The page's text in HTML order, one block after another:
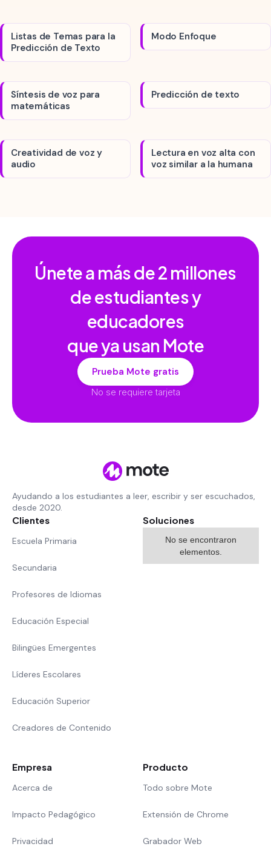
Listas de Temas para la
Predicción de Texto
Modo Enfoque
Síntesis de voz para
matemáticas
Predicción de texto
Creatividad de voz y
audio
Lectura en voz alta con
voz similar a la humana
Únete a más de2 millones
de estudiantes y
educadores
que ya usan Mote
Prueba Mote gratis
No se requiere tarjeta
Ayudando a los estudiantes a leer, escribir y ser escuchados,
desde 2020.
Clientes
Escuela Primaria
Secundaria
Profesores de Idiomas
Educación Especial
Bilingües Emergentes
Líderes Escolares
Educación Superior
Creadores de Contenido
Soluciones
No se encontraron
elementos.
Empresa
Acerca de
Impacto Pedagógico
Privacidad
Producto
Todo sobre Mote
Extensión de Chrome
Grabador Web